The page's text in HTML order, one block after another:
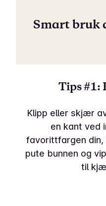
Smart bruk
Tips #1:
Klipp eller skjær
en kant ved
favorittfargen din,
pute bunnen og
til